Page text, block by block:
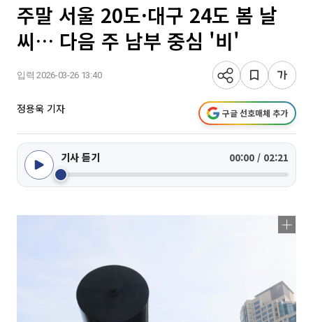
주말 서울 20도·대구 24도 봄 날
씨… 다음 주 남부 중심 '비'
입력 2026-03-26 13:40
정용욱 기자 구글 선호매체 추가
기사 듣기 00:00 / 02:21